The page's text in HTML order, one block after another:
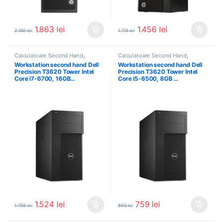
2.192lei 1.863 lei 1.713lei 1.456 lei
Calculatoare Second Hand,
Workstation Second Hand
Workstation second hand Dell
Precision T3620 Tower Intel
Core i7-6700, 16GB…
1.793lei 1.524 lei
Calculatoare Second Hand,
Workstation Second Hand
Workstation second hand Dell
Precision T3620 Tower Intel
Core i5-6500, 8GB …
893lei 759 lei